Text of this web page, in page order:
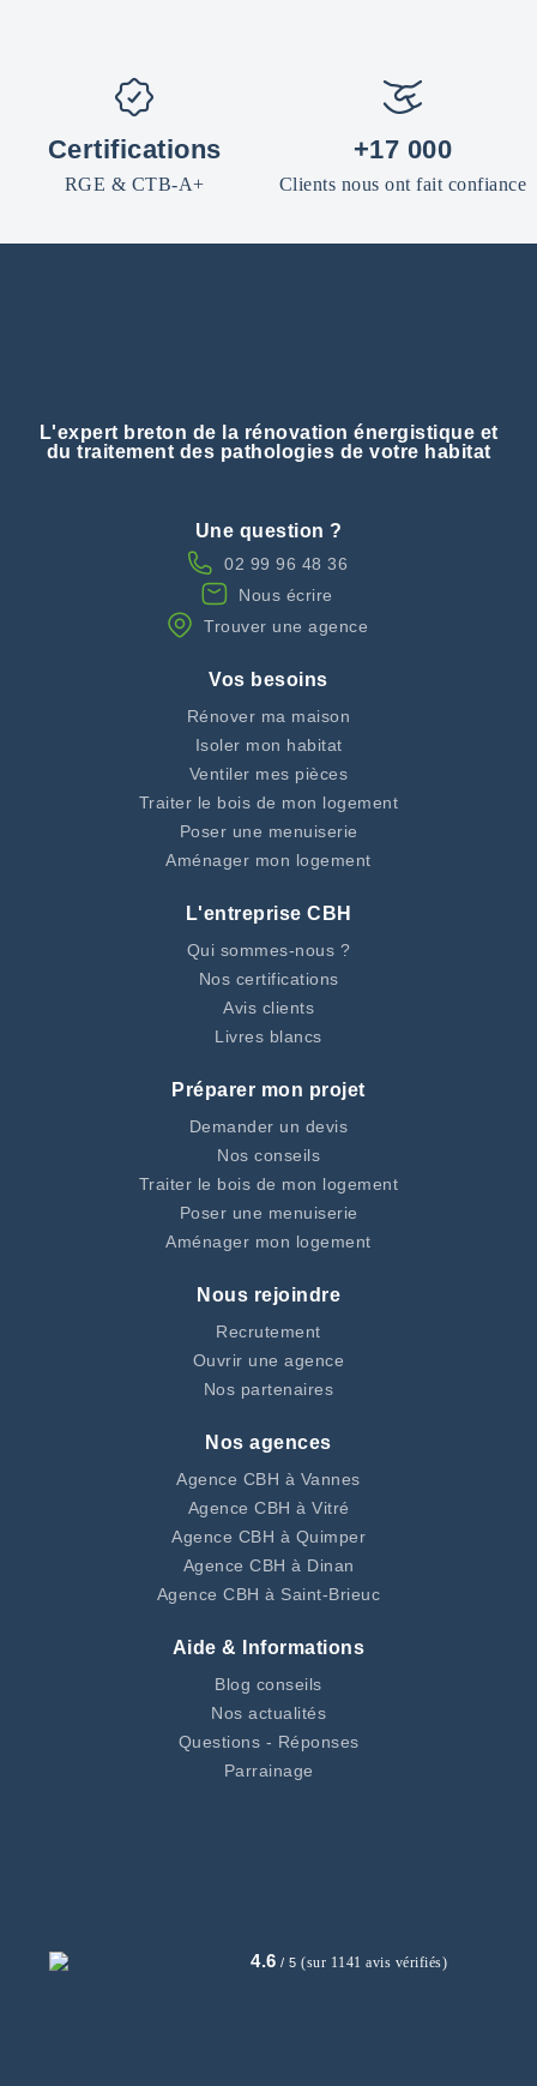
Certifications
RGE & CTB-A+
+17 000
Clients nous ont fait confiance
L'expert breton de la rénovation énergistique et
du traitement des pathologies de votre habitat
Une question ?
02 99 96 48 36
Nous écrire
Trouver une agence
Vos besoins
Rénover ma maison
Isoler mon habitat
Ventiler mes pièces
Traiter le bois de mon logement
Poser une menuiserie
Aménager mon logement
L'entreprise CBH
Qui sommes-nous ?
Nos certifications
Avis clients
Livres blancs
Préparer mon projet
Demander un devis
Nos conseils
Traiter le bois de mon logement
Poser une menuiserie
Aménager mon logement
Nous rejoindre
Recrutement
Ouvrir une agence
Nos partenaires
Nos agences
Agence CBH à Vannes
Agence CBH à Vitré
Agence CBH à Quimper
Agence CBH à Dinan
Agence CBH à Saint-Brieuc
Aide & Informations
Blog conseils
Nos actualités
Questions - Réponses
Parrainage
4.6 / 5(sur 1141 avis vérifiés)